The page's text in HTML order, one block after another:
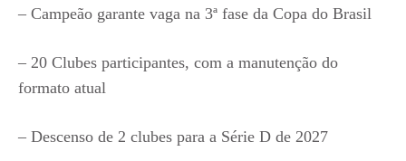
– Campeão garante vaga na 3ª fase da Copa do Brasil
– 20 Clubes participantes, com a manutenção do
formato atual
– Descenso de 2 clubes para a Série D de 2027